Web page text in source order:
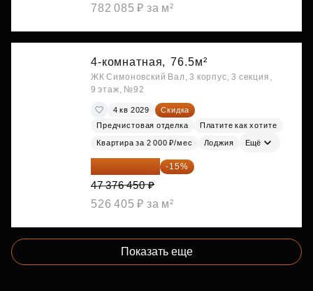
782 085 ₽ за м²
4-комнатная, 76.5м²
ЖК Симоновский Вал, 3 корпус, 3 секция,
9 этаж, №92
4 кв 2029
Скидка
Предчистовая отделка
Платите как хотите
Квартира за 2 000 ₽/мес Лоджия Ещё
40 269 983 ₽ -15%
47 376 450 ₽
526 405 ₽ за м²
Показать еще